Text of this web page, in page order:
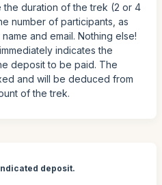
the duration of the trek (2 or 4
number of participants, as
and email. Nothing else!
indicates the
deposit to be paid. The
and will be deduced from
of the trek.
deposit.